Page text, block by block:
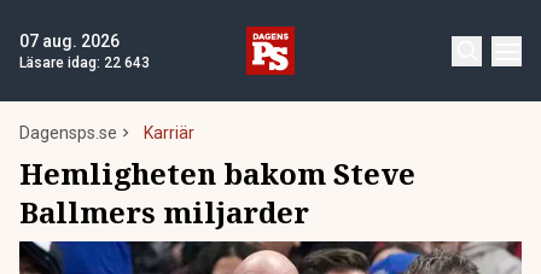
07 aug. 2026
Läsare idag: 22 643
Dagensps.se Karriär
Hemligheten bakom Steve
Ballmers miljarder